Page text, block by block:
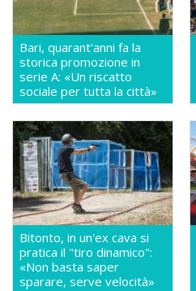
Bari, quarant'anni fa la
storica promozione in
serie A: «Un riscatto
sociale per tutta la città»
Bitonto, in un'ex cava si
pratica il "tiro dinamico":
«Non basta saper
sparare, serve velocità»